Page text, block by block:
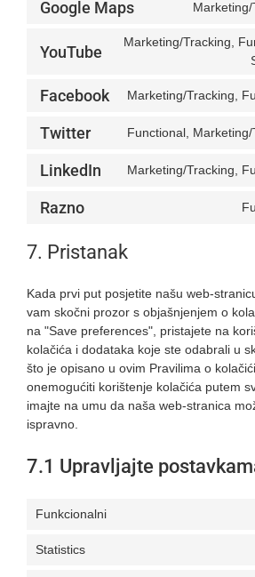
Google Maps Marketing/
YouTube
Marketing/Tracking,
Facebook Marketing/Tracking,
Twitter Functional, Marketing/
LinkedIn Marketing/Tracking,
Razno
7. Pristanak
Kada prvi put posjetite našu web-
vam skočni prozor s objašnjenjem o
na "Save preferences", pristajete na
kolačića i dodataka koje ste odabrali u
što je opisano u ovim Pravilima o
onemogućiti korištenje kolačića putem
imajte na umu da naša web-stranica
ispravno.
7.1 Upravljajte
Funkcionalni
Statistics